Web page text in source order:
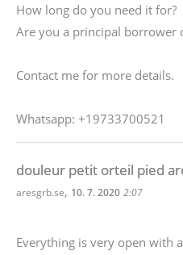
How long do you need it for?
Are you a principal borrower
Contact me for more details.
Whatsapp: +19733700521
douleur petit orteil pied
aresgrb.se, 10. 7. 2020 2:07
Everything is very open with